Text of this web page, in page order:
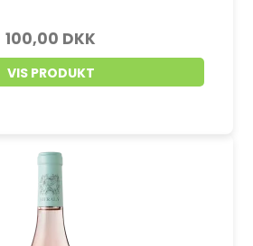
100,00 DKK
VIS PRODUKT